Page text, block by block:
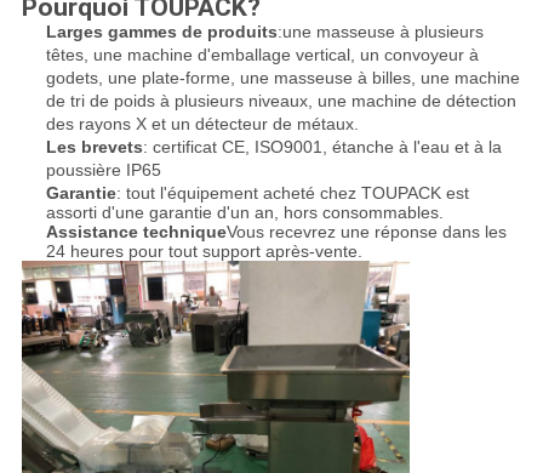
Pourquoi TOUPACK?
Larges gammes de produits:une masseuse à plusieurs
têtes, une machine d'emballage vertical, un convoyeur à
godets, une plate-forme, une masseuse à billes, une machine
de tri de poids à plusieurs niveaux, une machine de détection
des rayons X et un détecteur de métaux.
Les brevets: certificat CE, ISO9001, étanche à l'eau et à la
poussière IP65
Garantie: tout l'équipement acheté chez TOUPACK est
assorti d'une garantie d'un an, hors consommables.
Assistance techniqueVous recevrez une réponse dans les
24 heures pour tout support après-vente.